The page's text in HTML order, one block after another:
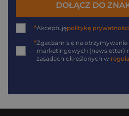
DOŁĄCZ DO
*Akceptujępolitykę prywatności
*Zgadzam się na
marketingowych (newsletter)
zasadach określonych w